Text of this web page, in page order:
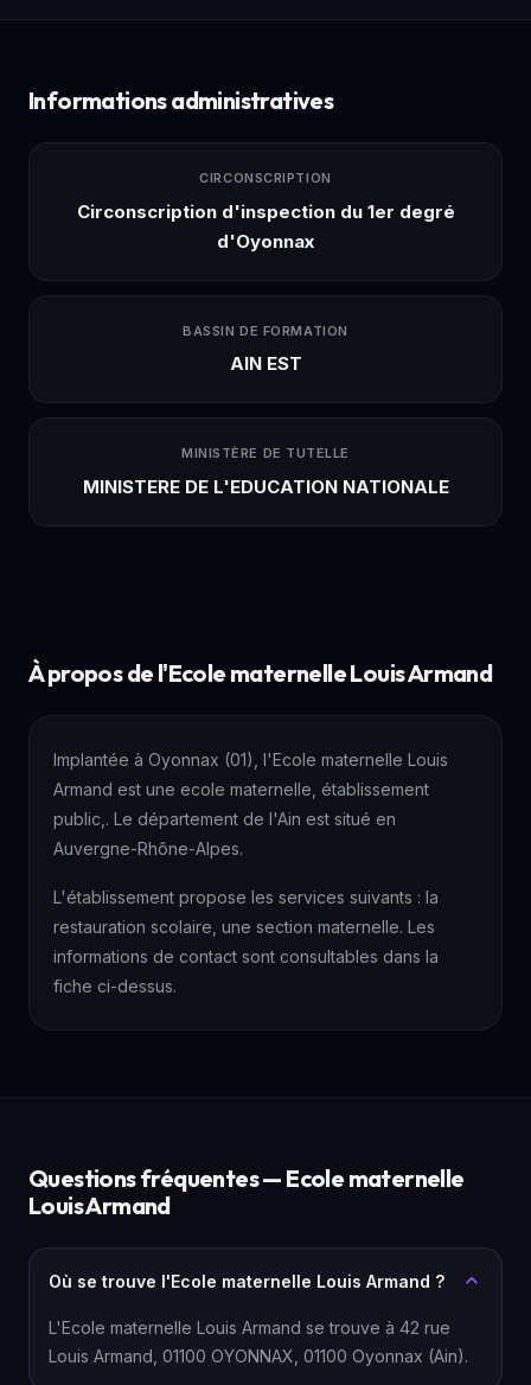
Informations administratives
CIRCONSCRIPTION
Circonscription d'inspection du 1er degré
d'Oyonnax
BASSIN DE FORMATION
AIN EST
MINISTÈRE DE TUTELLE
MINISTERE DE L'EDUCATION NATIONALE
À propos de l'Ecole maternelle Louis Armand
Implantée à Oyonnax (01), l'Ecole maternelle Louis
Armand est une ecole maternelle, établissement
public,. Le département de l'Ain est situé en
Auvergne-Rhône-Alpes.
L'établissement propose les services suivants : la
restauration scolaire, une section maternelle. Les
informations de contact sont consultables dans la
fiche ci-dessus.
Questions fréquentes — Ecole maternelle
Louis Armand
Où se trouve l'Ecole maternelle Louis Armand ?
L'Ecole maternelle Louis Armand se trouve à 42 rue
Louis Armand, 01100 OYONNAX, 01100 Oyonnax (Ain).